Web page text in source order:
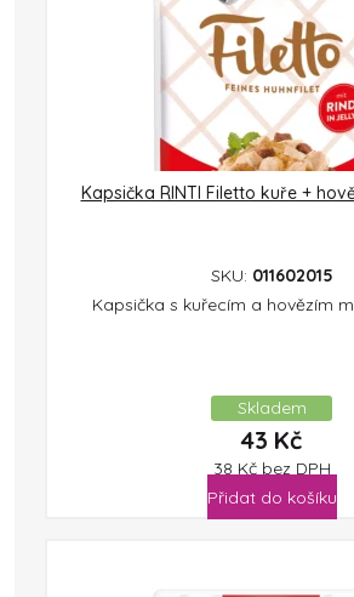
Kapsička RINTI Filetto kuře +
SKU: 011602015
Kapsička s kuřecím a hovězím
Skladem
43 Kč
38 Kč bez DPH
Přidat do košíku